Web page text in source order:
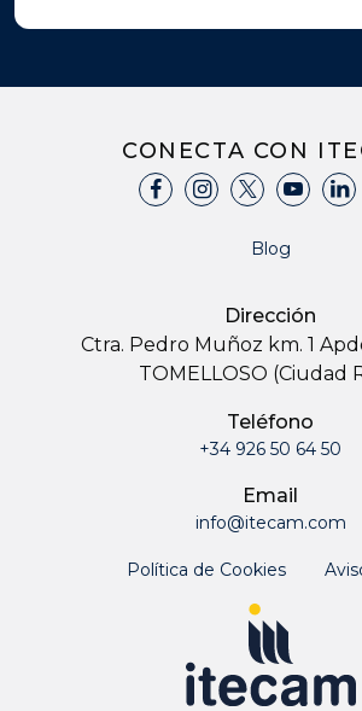
CONECTA CON
Blog
Dirección
Ctra. Pedro Muñoz km. 1
TOMELLOSO (Ciudad
Teléfono
+34 926 50 64 50
Email
info@itecam.com
Política de Cookies